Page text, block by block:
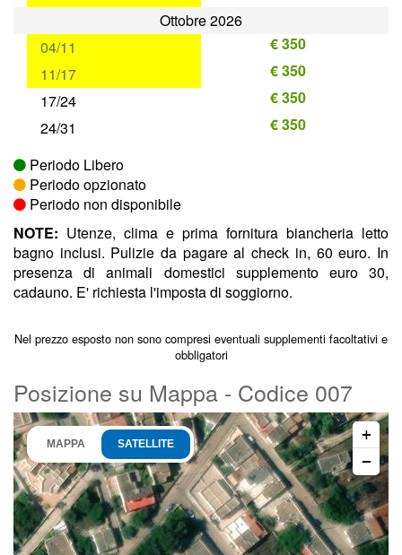
Ottobre 2026
04/11
€ 350
11/17
€ 350
17/24
€ 350
24/31
€ 350
Periodo Libero
Periodo opzionato
Periodo non disponibile
NOTE: Utenze, clima e prima fornitura biancheria letto
bagno inclusi. Pulizie da pagare al check in, 60 euro. In
presenza di animali domestici supplemento euro 30,
cadauno. E' richiesta l'imposta di soggiorno.
Nel prezzo esposto non sono compresi eventuali supplementi facoltativi e
obbligatori
Posizione su Mappa - Codice 007
MAPPA SATELLITE
€ 1015
+
−